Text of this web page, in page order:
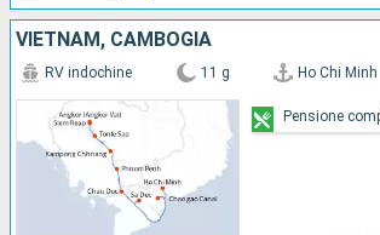
VIETNAM, CAMBOGIA
RV indochine 11 g Ho Chi Minh
Pensione